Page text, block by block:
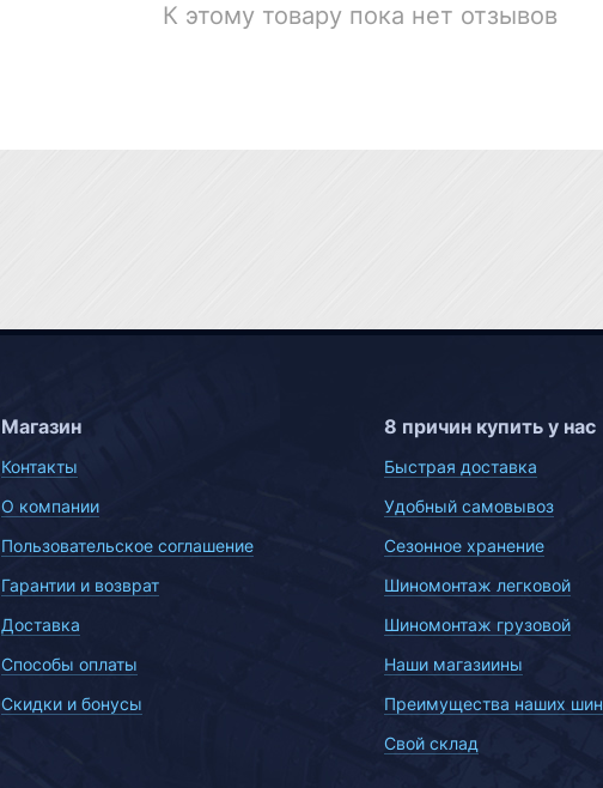
К этому товару пока нет отзывов
Магазин
Контакты
О компании
Пользовательское соглашение
Гарантии и возврат
Доставка
Способы оплаты
Скидки и бонусы
8 причин купить у нас
Быстрая доставка
Удобный самовывоз
Сезонное хранение
Шиномонтаж легковой
Шиномонтаж грузовой
Наши магазиины
Преимущества наших шин
Свой склад